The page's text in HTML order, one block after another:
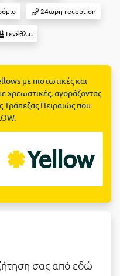
24ωρη reception
Γενέθλια
με πιστωτικές και
χρεωστικές, αγοράζοντας
Τράπεζας Πειραιώς που
σας από εδώ